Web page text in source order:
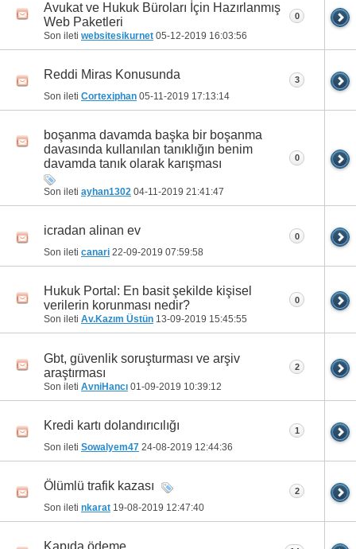
Avukat ve Hukuk Büroları İçin Hazırlanmış
Web Paketleri
Son ileti websitesikurnet 05-12-2019 16:03:56
0
Reddi Miras Konusunda
Son ileti Cortexiphan 05-11-2019 17:13:14
3
boşanma davamda başka bir boşanma
davasında kullanılan tanıklığın benim
davamda tanık olarak karışması
Son ileti ayhan1302 04-11-2019 21:41:47
0
icradan alinan ev
Son ileti canari 22-09-2019 07:59:58
0
Hukuk Portal: En basit şekilde kişisel
verilerin korunması nedir?
Son ileti Av.Kazım Üstün 13-09-2019 15:45:55
0
Gbt, güvenlik soruşturması ve arşiv
araştırması
Son ileti AvniHancı 01-09-2019 10:39:12
2
Kredi kartı dolandırıcılığı
Son ileti Sowalyem47 24-08-2019 12:44:36
1
Ölümlü trafik kazası
Son ileti nkarat 19-08-2019 12:47:40
2
Kapıda ödeme